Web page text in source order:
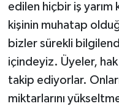
edilen hiçbir iş yarım
kişinin muhatap
bizler sürekli
içindeyiz. Üyeler,
takip ediyorlar.
miktarlarını